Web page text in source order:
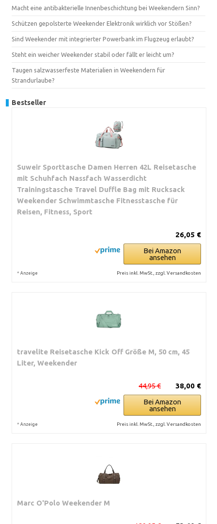
Macht eine antibakterielle Innenbeschichtung bei Weekendern Sinn?
Schützen gepolsterte Weekender Elektronik wirklich vor Stößen?
Sind Weekender mit integrierter Powerbank im Flugzeug erlaubt?
Steht ein weicher Weekender stabil oder fällt er leicht um?
Taugen salzwasserfeste Materialien in Weekendern für
Strandurlaube?
Bestseller
Suweir Sporttasche Damen Herren 42L Reisetasche
mit Schuhfach Nassfach Wasserdicht
Trainingstasche Travel Duffle Bag mit Rucksack
Weekender Schwimmtasche Fitnesstasche für
Reisen, Fitness, Sport
26,05 €
Bei Amazon
ansehen
* Anzeige Preis inkl. MwSt., zzgl. Versandkosten
travelite Reisetasche Kick Off Größe M, 50 cm, 45
Liter, Weekender
38,00 €
44,95 €
Bei Amazon
ansehen
* Anzeige Preis inkl. MwSt., zzgl. Versandkosten
Marc O'Polo Weekender M